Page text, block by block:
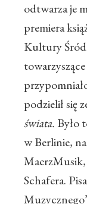
odtwarza je
premiera
Kultury
podzielił się
świata. Było
w Berlinie,
Schafera.